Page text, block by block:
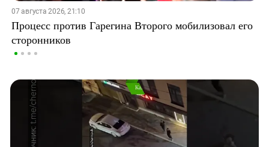
07 августа 2026, 21:10
Процесс против Гарегина Второго мобилизовал его
сторонников